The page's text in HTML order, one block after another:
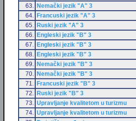
63.
Nemački jezik "A" 3
64.
Francuski jezik "A" 3
65.
Ruski jezik "A" 3
66.
Engleski jezik "B" 3
67.
Engleski jezik "B" 3
68.
Engleski jezik "B" 3
69.
Nemački jezik "B" 3
70.
Nemački jezik "B" 3
71.
Francuski jezik "B" 3
72.
Ruski jezik "B" 3
73.
Upravljanje kvalitetom u turizmu
74.
Upravljanje kvalitetom u turizmu